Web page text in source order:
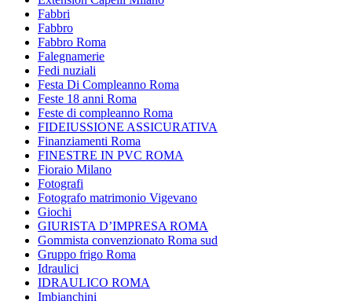
Fabbri
Fabbro
Fabbro Roma
Falegnamerie
Fedi nuziali
Festa Di Compleanno Roma
Feste 18 anni Roma
Feste di compleanno Roma
FIDEIUSSIONE ASSICURATIVA
Finanziamenti Roma
FINESTRE IN PVC ROMA
Fioraio Milano
Fotografi
Fotografo matrimonio Vigevano
Giochi
GIURISTA D’IMPRESA ROMA
Gommista convenzionato Roma sud
Gruppo frigo Roma
Idraulici
IDRAULICO ROMA
Imbianchini